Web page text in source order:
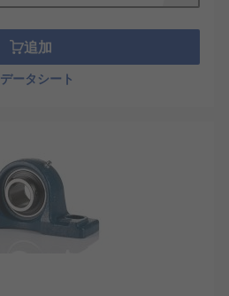
追加
データシート